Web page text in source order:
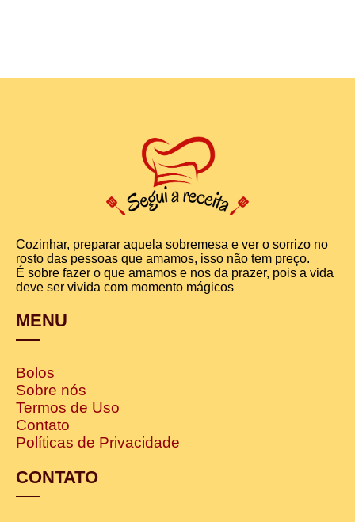
Cozinhar, preparar aquela sobremesa e ver o sorrizo no
rosto das pessoas que amamos, isso não tem preço.
É sobre fazer o que amamos e nos da prazer, pois a vida
deve ser vivida com momento mágicos
MENU
Bolos
Sobre nós
Termos de Uso
Contato
Políticas de Privacidade
CONTATO